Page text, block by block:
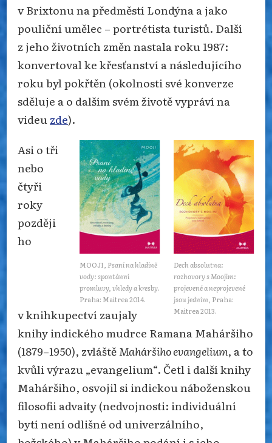
v Brixtonu na předměstí Londýna a jako
pouliční umělec – portrétista turistů. Další
z jeho životních změn nastala roku 1987:
konvertoval ke křesťanství a následujícího
roku byl pokřtěn (okolnosti své konverze
sděluje a o dalším svém životě vypráví na
videu zde).
Dech absolutna:
rozhovory s Moojim:
projevené a neprojevené
jsou jedním, Praha:
Maitrea 2013.
MOOJI, Psaní na hladině
vody: spontánní
promluvy, vhledy a kresby.
Praha: Maitrea 2014.
Asi o tři
nebo
čtyři
roky
později
ho
v knihkupectví zaujaly
knihy indického mudrce Ramana Maháršiho
(1879–1950), zvláštěMaháršiho evangelium, a to
kvůli výrazu „evangelium“. Četl i další knihy
Maháršiho, osvojil si indickou náboženskou
filosofii advaity (nedvojnosti: individuální
bytí není odlišné od univerzálního,